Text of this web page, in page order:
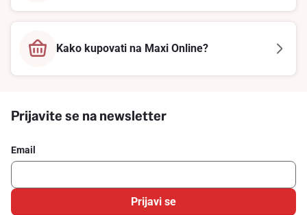
Kako kupovati na Maxi Online?
Prijavite se na newsletter
Email
Prijavi se